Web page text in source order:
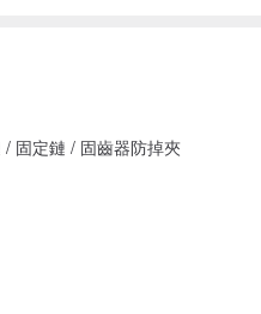
固定鏈 / 固齒器防掉夾